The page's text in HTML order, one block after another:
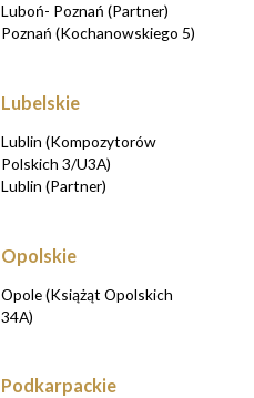
Luboń- Poznań (Partner)
Poznań (Kochanowskiego 5)
Lubelskie
Lublin (Kompozytorów
Polskich 3/U3A)
Lublin (Partner)
Opolskie
Opole (Książąt Opolskich
34A)
Podkarpackie